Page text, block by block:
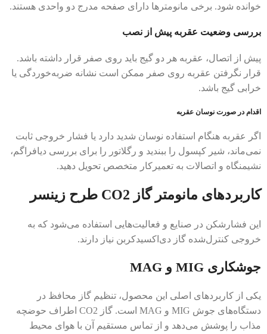
خوانده شود. برخی مانومترها دارای صفحه مدرج دو واحدی هستند.
بررسی وضعیت عقربه پیش از نصب
پیش از اتصال، عقربه هر دو گیج باید روی صفر قرار داشته باشد.
قرار نگرفتن عقربه روی صفر ممکن است نشانه ضربه‌خوردگی یا
خرابی گیج باشد.
اقدام در صورت نوسان عقربه
اگر عقربه هنگام استفاده نوسان شدید دارد یا فشار خروجی ثابت
نمی‌ماند، شیر کپسول را ببندید و رگلاتور را برای بررسی دیافراگم،
نشیمنگاه و اتصالات به تعمیرکار متخصص تحویل دهید.
کاربردهای مانومتر گاز CO2 طرح زینسر
این فشارشکن در صنایع و فعالیت‌هایی استفاده می‌شود که به
خروجی کنترل‌شده گاز دی‌اکسیدکربن نیاز دارند.
جوشکاری MIG و MAG
یکی از کاربردهای اصلی این محصول، تنظیم گاز محافظ در
دستگاه‌های جوش MIG و MAG است. گاز CO2 اطراف حوضچه
مذاب را پوشش می‌دهد و از تماس مستقیم آن با هوای محیط